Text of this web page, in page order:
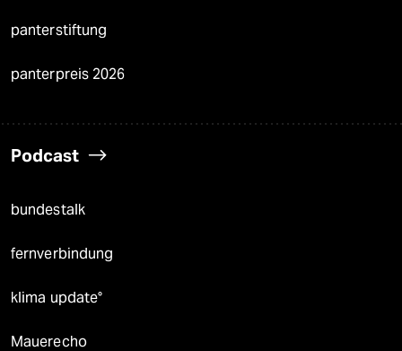
panterstiftung
panterpreis 2026
Podcast
bundestalk
fernverbindung
klima update°
Mauerecho